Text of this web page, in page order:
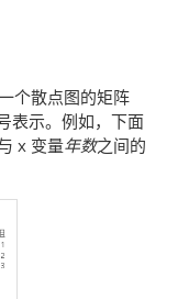
个散点图的矩阵
表示。例如，下面
x 变量年数之间的